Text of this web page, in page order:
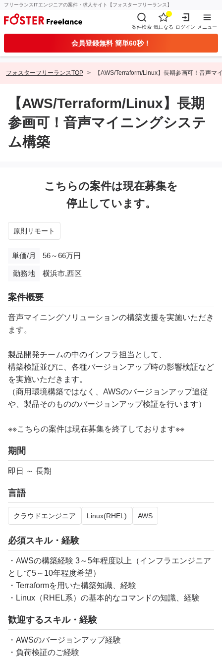
フリーランスITエンジニアの案件・求人サイト【フォスターフリーランス】
案件検索 気になる ログイン メニュー
会員登録無料 簡単60秒！
フォスターフリーランスTOP 【AWS/Terraform/Linux】長期参画可！音声マ
【AWS/Terraform/Linux】長期
参画可！音声マイニングシステ
ム構築
こちらの案件は現在募集を
停止しています。
原則リモート
単価/月 56～66万円
勤務地 横浜市,西区
案件概要
音声マイニングソリューションの構築支援を実施いただき
ます。
製品開発チームの中のインフラ担当として、
構築検証並びに、各種バージョンアップ時の影響検証など
を実施いただきます。
（商用環境構築ではなく、AWSのバージョンアップ追従
や、製品そのもののバージョンアップ検証を行います）
※※こちらの案件は現在募集を終了しております※※
期間
即日 ～ 長期
言語
クラウドエンジニア Linux(RHEL) AWS
必須スキル・経験
・AWSの構築経験 3～5年程度以上（インフラエンジニア
として5～10年程度希望）
・Terraformを用いた構築知識、経験
・Linux（RHEL系）の基本的なコマンドの知識、経験
歓迎するスキル・経験
・AWSのバージョンアップ経験
・負荷検証のご経験